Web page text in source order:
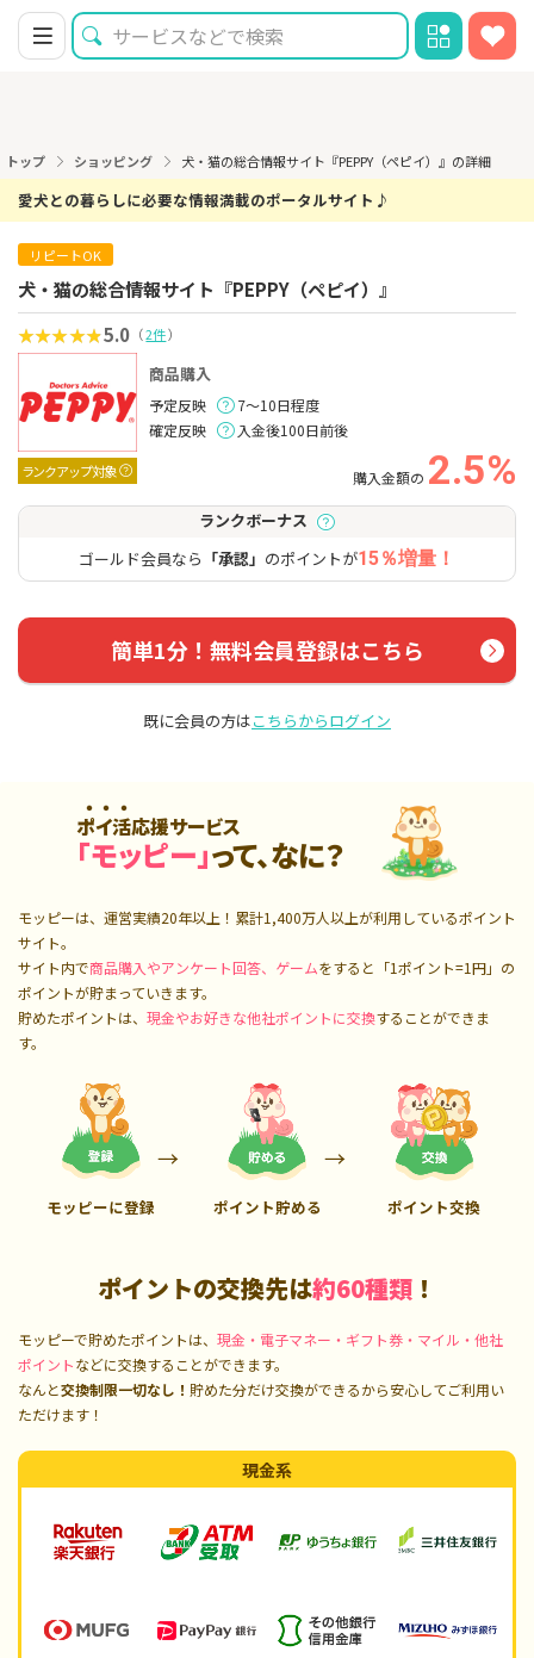
トップ ショッピング 犬・猫の総合情報サイト『PEPPY（ペピイ）』の詳細
愛犬との暮らしに必要な情報満載のポータルサイト♪
リピートOK
犬・猫の総合情報サイト『PEPPY（ペピイ）』
5.0 （2件）
ランクアップ対象
商品購入
予定反映
7～10日程度
確定反映
入金後100日前後
購入金額の 2.5%
ランクボーナス
ゴールド会員なら 「承認」 のポイントが15％増量！
簡単1分！無料会員登録はこちら
既に会員の方はこちらからログイン
ポイ活応援サービス
「モッピー」って、なに？
モッピーは、運営実績20年以上！累計1,400万人以上が利用しているポイント
サイト。
サイト内で商品購入やアンケート回答、ゲームをすると「1ポイント=1円」の
ポイントが貯まっていきます。
貯めたポイントは、 現金やお好きな他社ポイントに交換することができま
す。
モッピーに登録 ポイント貯める ポイント交換
ポイントの交換先は約60種類 ！
モッピーで貯めたポイントは、 現金・電子マネー・ギフト券・マイル・他社
ポイントなどに交換することができます。
なんと交換制限一切なし！ 貯めた分だけ交換ができるから安心してご利用い
ただけます！
現金系